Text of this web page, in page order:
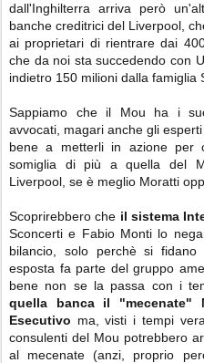
dall'Inghilterra arriva però
banche creditrici del Liverpool,
ai proprietari di rientrare dai
che da noi sta succedendo con
indietro 150 milioni dalla famiglia
Sappiamo che il Mou ha i
avvocati, magari anche gli
bene a metterli in azione per
somiglia di più a quella del
Liverpool, se è meglio Moratti
Scoprirebbero che il sistema
Sconcerti e Fabio Monti lo
bilancio, solo perchè si
esposta fa parte del gruppo
bene non se la passa con i
quella banca il "mecenate"
Esecutivo ma, visti i tempi
consulenti del Mou potrebbero
al mecenate (anzi, proprio